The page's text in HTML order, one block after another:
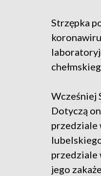
Strzępka
Wcześniej
Dotyczą
przedziale
przedziale
jego